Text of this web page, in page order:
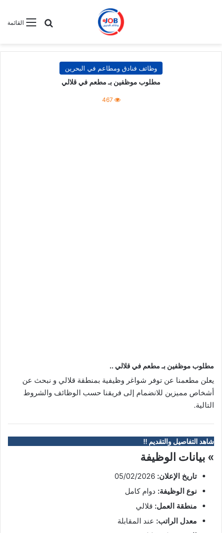
القائمةبحث عن
وظائف فنادق ومطاعم في البحرين
مطلوب موظفين بـ مطعم في قلالي
467
مطلوب موظفين بـ مطعم في قلالي ..
يعلن مطعمنا عن توفر شواغر وظيفية بمنطقة قلالي و نبحث عن
أشخاص مميزين للانضمام إلى فريقنا حسب الوظائف والشروط
التالية.
شاهد التفاصيل والتقديم !!
» بيانات الوظيفة
تاريخ الإعلان:
نوع الوظيفة: دوام كامل
منطقة العمل: قلالي
معدل الراتب: عند المقابلة